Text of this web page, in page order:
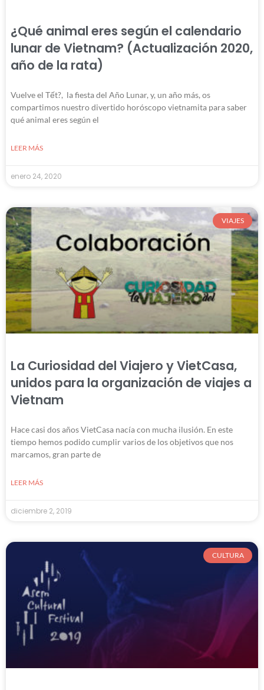
¿Qué animal eres según el calendario
lunar de Vietnam? (Actualización 2020,
año de la rata)
Vuelve el Tết?, la fiesta del Año Lunar, y, un año más, os
compartimos nuestro divertido horóscopo vietnamita para saber
qué animal eres según el
LEER MÁS
enero 24, 2020
VIAJES
La Curiosidad del Viajero y VietCasa,
unidos para la organización de viajes a
Vietnam
Hace casi dos años VietCasa nacía con mucha ilusión. En este
tiempo hemos podido cumplir varios de los objetivos que nos
marcamos, gran parte de
LEER MÁS
diciembre 2, 2019
CULTURA